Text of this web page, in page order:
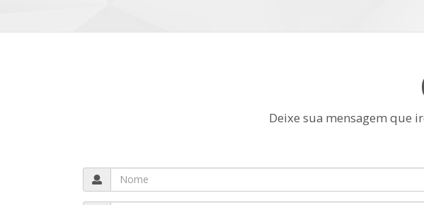
Deixe sua mensagem que